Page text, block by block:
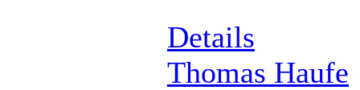
Details
Thomas Haufe